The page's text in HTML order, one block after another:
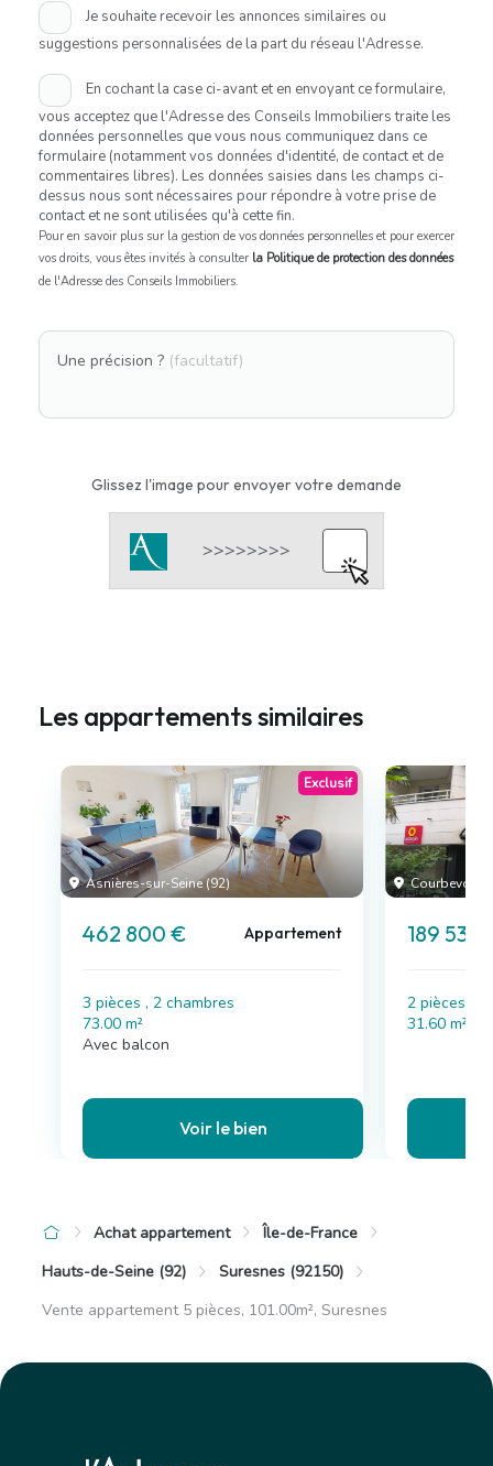
Je souhaite recevoir les annonces similaires ou
suggestions personnalisées de la part du réseau l'Adresse.
En cochant la case ci-avant et en envoyant ce formulaire,
vous acceptez que l'Adresse des Conseils Immobiliers traite les
données personnelles que vous nous communiquez dans ce
formulaire (notamment vos données d'identité, de contact et de
commentaires libres). Les données saisies dans les champs ci-
dessus nous sont nécessaires pour répondre à votre prise de
contact et ne sont utilisées qu'à cette fin.
Pour en savoir plus sur la gestion de vos données personnelles et pour exercer
vos droits, vous êtes invités à consulter la Politique de protection des données
de l'Adresse des Conseils Immobiliers.
Une précision ? (facultatif)
Glissez l'image pour envoyer votre demande
Les appartements similaires
Asnières-sur-Seine (92)
Exclusif
462 800 € Appartement
3 pièces , 2 chambres
73.00 m²
Avec balcon
Voir le bien
Courbevoie
189 530
2 pièces
31.60 m²
Achat appartement
Île-de-France
Hauts-de-Seine (92)
Suresnes (92150)
Vente appartement 5 pièces, 101.00m², Suresnes